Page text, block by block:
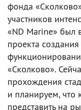
фонда
участников
«ND Marine» был
проекта
«Сколково».
прохождения
и планируем,
представить на